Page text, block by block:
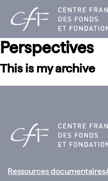
contenu
Perspectives
This is my archive
Ressources documentaires